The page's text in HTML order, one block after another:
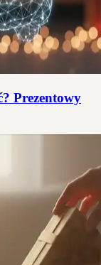
Prezentowy